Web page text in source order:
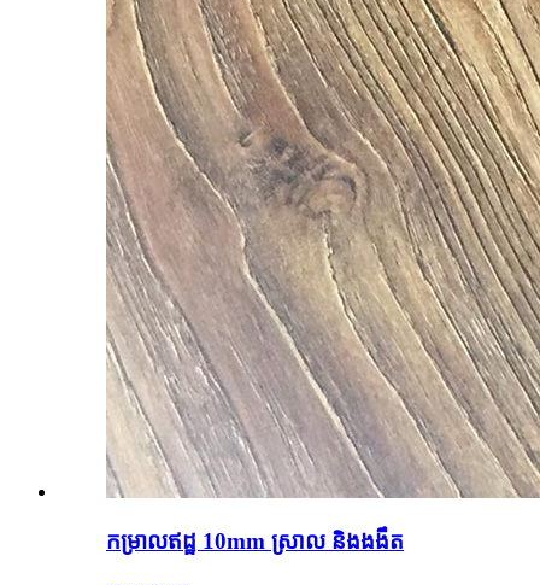
កម្រាលឥដ្ឋ 10mm ស្រាល និងងងឹត